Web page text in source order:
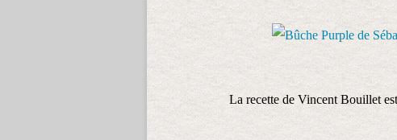
La recette de Vincent Bouillet